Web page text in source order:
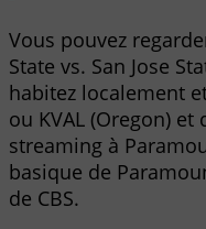
Vous pouvez
State vs. San Jose
habitez localement
ou KVAL (Oregon)
streaming à
basique de
de CBS.